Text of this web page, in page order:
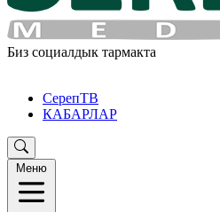
Биз социалдык тармакта
СерепТВ
КАБАРЛАР
Меню